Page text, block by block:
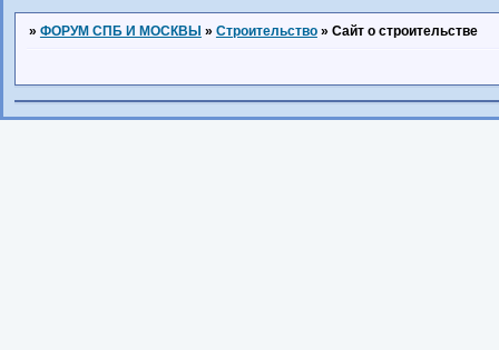
» ФОРУМ СПБ И МОСКВЫ » Строительство » Сайт о строительстве